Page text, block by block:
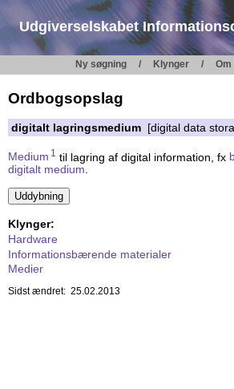
Udgiverselskabet
Ny søgning Klynger Om
Ordbogsopslag
digitalt lagringsmedium [digital data
Medium 1 til lagring af digital information, fx
digitalt medium.
Klynger:
Hardware
Informationsbærende materialer
Medier
Sidst ændret: 25.02.2013